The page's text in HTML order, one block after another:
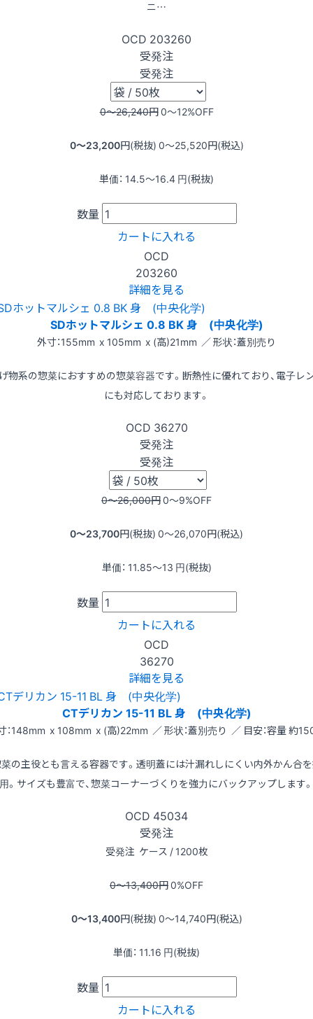
ニ…
OCD 203260
受発注
受発注
0〜26,240円0〜12%OFF
0〜23,200円(税抜) 0〜25,520円(税込)
単価： 14.5〜16.4 円(税抜)
数量
カートに入れる
OCD
203260
詳細を見る
SDホットマルシェ 0.8 BK 身 (中央化学)
外寸：155mm x 105mm x (高)21mm ／ 形状：蓋別売り
物系の惣菜におすすめの惣菜容器です。断熱性に優れており、電子レ
にも対応しております。
OCD 36270
受発注
受発注
0〜26,000円0〜9%OFF
0〜23,700円(税抜) 0〜26,070円(税込)
単価： 11.85〜13 円(税抜)
数量
カートに入れる
OCD
36270
詳細を見る
CTデリカン 15-11 BL 身 (中央化学)
：148mm x 108mm x (高)22mm ／ 形状：蓋別売り ／ 目安：容量 約
の主役とも言える容器です。透明蓋には汁漏れしにくい内外かん合
用。サイズも豊富で、惣菜コーナーづくりを強力にバックアップします。
OCD 45034
受発注
受発注 ケース / 1200枚
0〜13,400円0%OFF
0〜13,400円(税抜) 0〜14,740円(税込)
単価： 11.16 円(税抜)
数量
カートに入れる